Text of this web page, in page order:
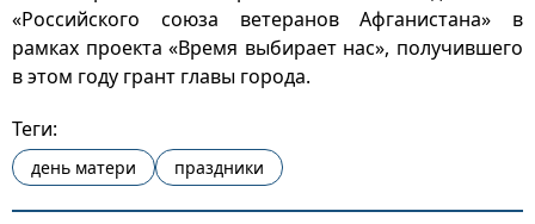
«Российского союза ветеранов Афганистана» в
рамках проекта «Время выбирает нас», получившего
в этом году грант главы города.
Теги:
день матери праздники